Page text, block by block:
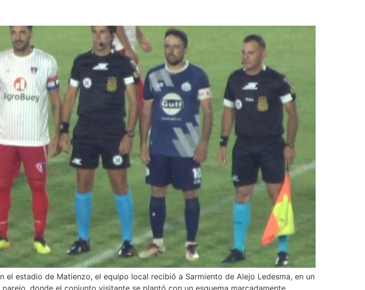
el estadio de Matienzo, el equipo local recibió a Sarmiento de Alejo Ledesma, en un
donde el conjunto visitante se plantó con un esquema marcadamente